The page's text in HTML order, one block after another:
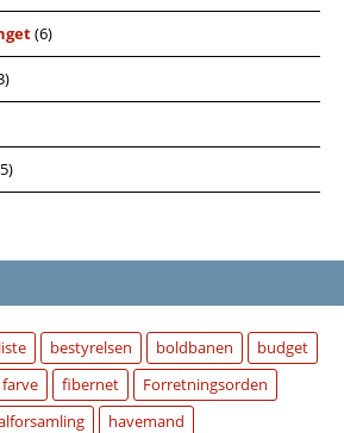
(6)
bestyrelsen boldbanen
budget
farve fibernet
Forretningsorden
havemand